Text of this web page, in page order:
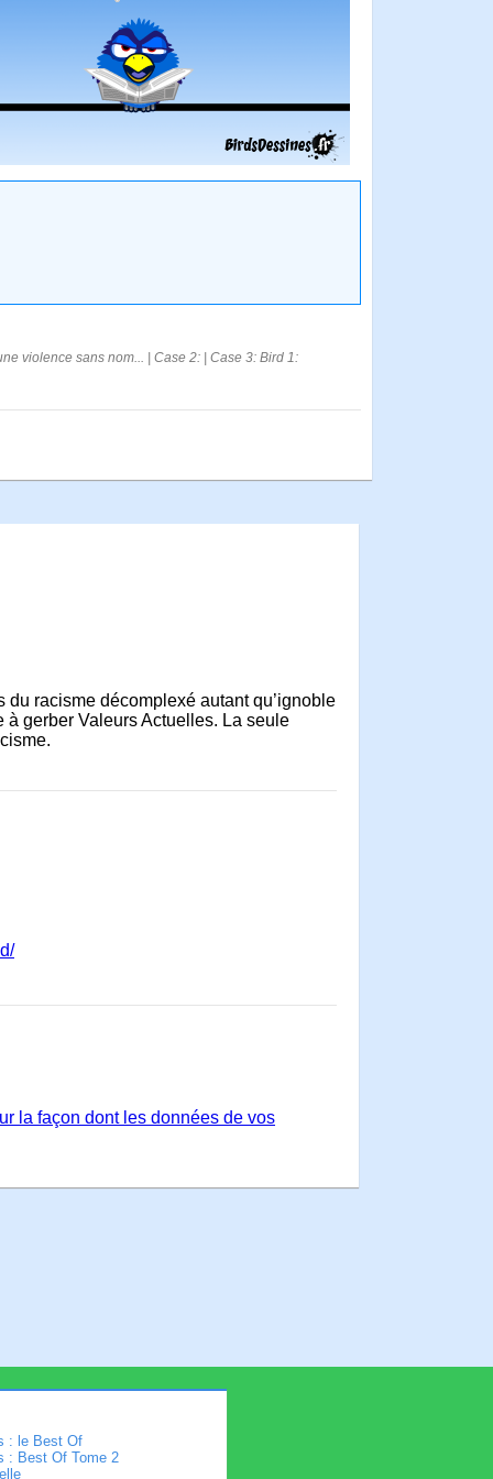
violence sans nom... | Case 2: | Case 3: Bird 1:
racisme décomplexé autant qu’ignoble
gerber Valeurs Actuelles. La seule
la façon dont les données de vos
: le Best Of
: Best Of Tome 2